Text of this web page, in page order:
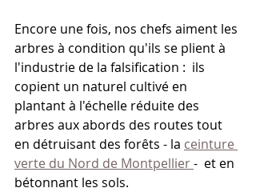
Encore une fois, nos chefs aiment les
arbres à condition qu'ils se plient à
l'industrie de la falsification :  ils
copient un naturel cultivé en
plantant à l'échelle réduite des
arbres aux abords des routes tout
en détruisant des forêts - la ceinture
verte du Nord de Montpellier -  et en
bétonnant les sols.